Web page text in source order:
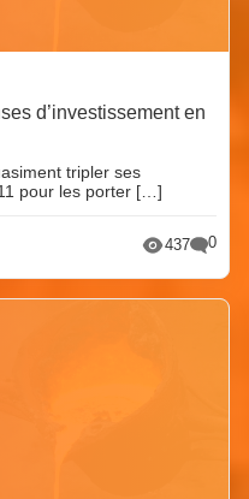
d’investissement en
tripler ses
pour les porter […]
437 0